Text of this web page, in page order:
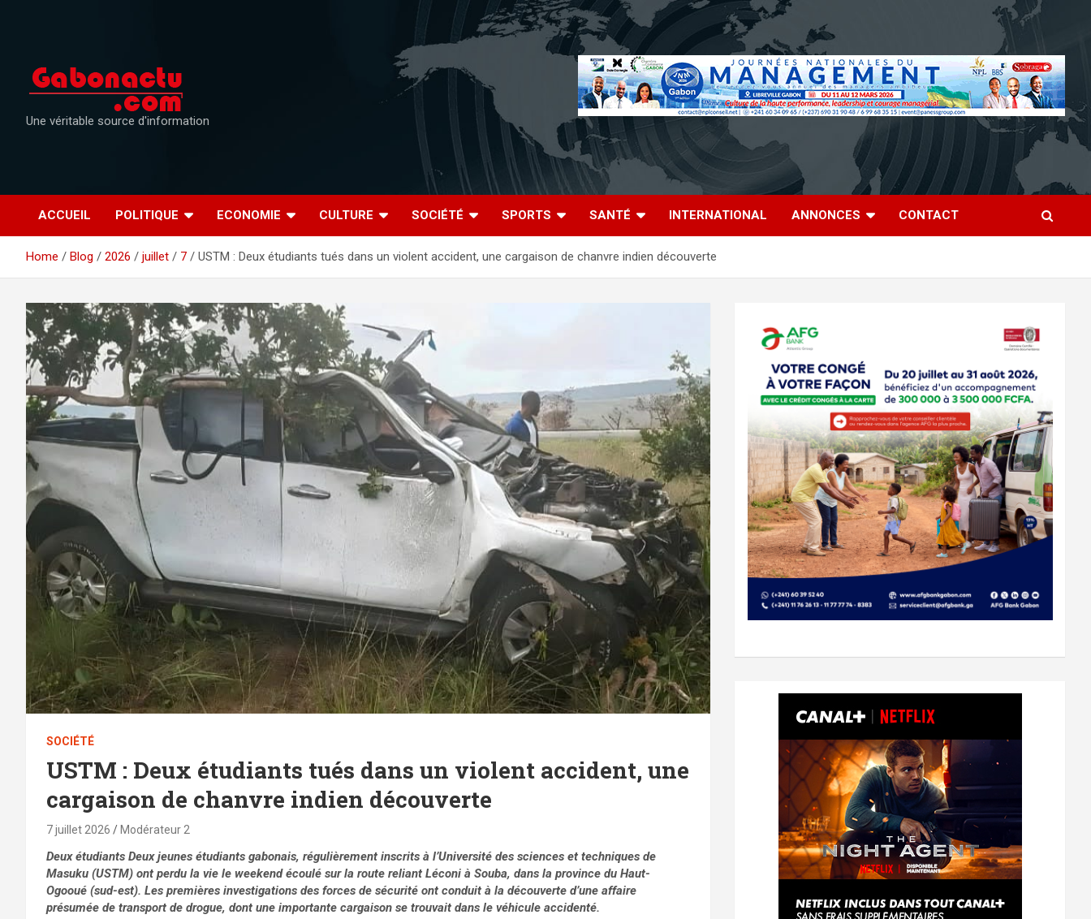
Une véritable source d'information
ACCUEIL POLITIQUE ECONOMIE CULTURE SOCIÉTÉ SPORTS SANTÉ INTERNATIONAL ANNONCES CONTACT
Home Blog 2026 juillet 7 USTM : Deux étudiants tués dans un violent accident, une cargaison de chanvre indien découverte
SOCIÉTÉ
USTM : Deux étudiants tués dans un violent accident, une
cargaison de chanvre indien découverte
7 juillet 2026 Modérateur 2
Deux étudiants Deux jeunes étudiants gabonais, régulièrement inscrits à l’Université des sciences et techniques de
Masuku (USTM) ont perdu la vie le weekend écoulé sur la route reliant Léconi à Souba, dans la province du Haut-
Ogooué (sud-est). Les premières investigations des forces de sécurité ont conduit à la découverte d’une affaire
présumée de transport de drogue, dont une importante cargaison se trouvait dans le véhicule accidenté.